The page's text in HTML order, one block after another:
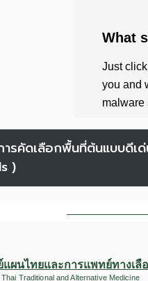
ารคัดเลือกพื้นที่ต้นแบบดีเ
)
ผนไทยและการแพทย์ทางเลื
Traditional and Alternative Medicine